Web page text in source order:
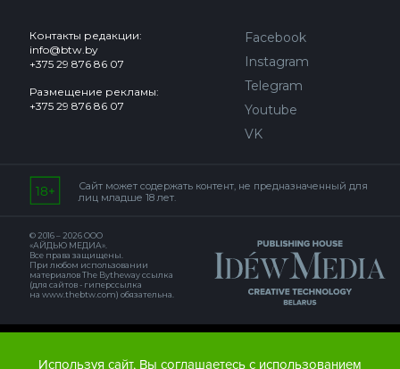
Контакты редакции:
info@btw.by
+375 29 876 86 07
Размещение рекламы:
+375 29 876 86 07
Facebook
Instagram
Telegram
Youtube
VK
Сайт может содержать контент, не предназначенный для
лиц младше 18 лет.
© 2016 – 2026 ООО
«АЙДЬЮ МЕДИА».
Все права защищены.
При любом использовании
материалов The Bytheway ссылка
(для сайтов - гиперссылка
на www.thebtw.com) обязательна.
Используя сайт, Вы соглашаетесь с использованием